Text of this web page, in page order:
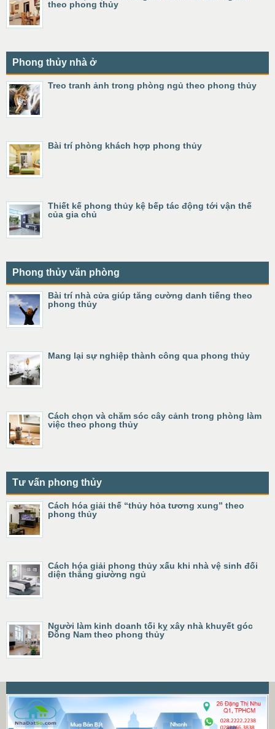
theo phong thủy
Phong thủy nhà ở
Treo tranh ảnh trong phòng ngủ theo phong thủy
Bài trí phòng khách hợp phong thủy
Thiết kế phong thủy kệ bếp tác động tới vận thế
của gia chủ
Phong thủy văn phòng
Bài trí nhà cửa giúp tăng cường danh tiếng theo
phong thủy
Mang lại sự nghiệp thành công qua phong thủy
Cách chọn và chăm sóc cây cảnh trong phòng làm
việc theo phong thủy
Tư vấn phong thủy
Cách hóa giải thế “thủy hỏa tương xung” theo
phong thủy
Cách hóa giải phong thủy xấu khi nhà vệ sinh đối
diện thẳng giường ngủ
Người làm kinh doanh tối kỵ xây nhà khuyết góc
Đông Nam theo phong thủy